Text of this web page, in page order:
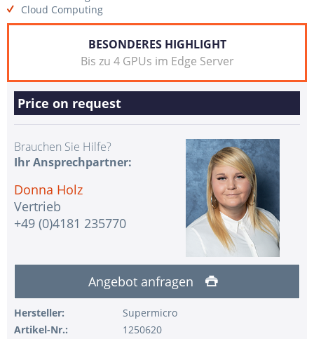
Cloud Computing
BESONDERES HIGHLIGHT
Bis zu 4 GPUs im Edge Server
Price on request
Brauchen Sie Hilfe?
Ihr Ansprechpartner:
Donna Holz
Vertrieb
+49 (0)4181 235770
Angebot anfragen
Hersteller:
Supermicro
Artikel-Nr.:
1250620